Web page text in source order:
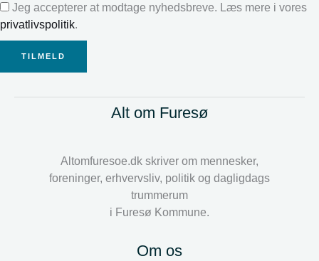
Jeg accepterer at modtage nyhedsbreve. Læs mere i vores
privatlivspolitik.
TILMELD
Alt om Furesø
Altomfuresoe.dk skriver om mennesker,
foreninger, erhvervsliv, politik og dagligdags
trummerum
i Furesø Kommune.
Om os